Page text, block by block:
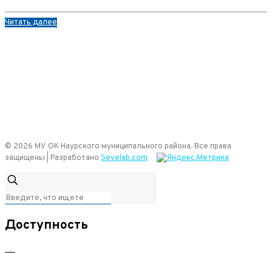
Читать далее
© 2026 МУ ОК Наурского муниципального района. Все права
защищены | Разработано Sevelab.com
Доступность